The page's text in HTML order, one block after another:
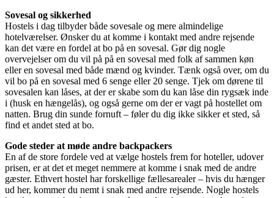
Sovesal og sikkerhed
Hostels i dag tilbyder både sovesale og mere almindelige
hotelværelser. Ønsker du at komme i kontakt med andre rejsende
kan det være en fordel at bo på en sovesal. Gør dig nogle
overvejelser om du vil på på en sovesal med folk af sammen køn
eller en sovesal med både mænd og kvinder. Tænk også over, om du
vil bo på en sovesal med 6 senge eller 20 senge. Tjek om dørene til
sovesalen kan låses, at der er skabe som du kan låse din rygsæk inde
i (husk en hængelås), og også gerne om der er vagt på hostellet om
natten. Brug din sunde fornuft – føler du dig ikke sikker et sted, så
find et andet sted at bo.
Gode steder at møde andre backpackers
En af de store fordele ved at vælge hostels frem for hoteller, udover
prisen, er at det et meget nemmere at komme i snak med de andre
gæster. Ethvert hostel har forskellige fællesarealer – hvis du hænger
ud her, kommer du nemt i snak med andre rejsende. Nogle hostels